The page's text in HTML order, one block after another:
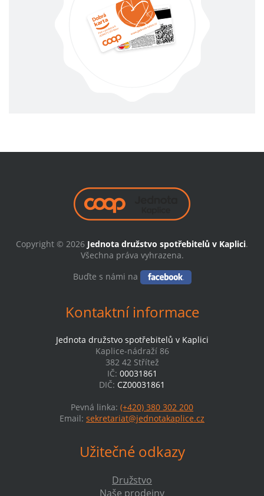
Copyright © 2026 Jednota družstvo spotřebitelů v Kaplici.
Všechna práva vyhrazena.
Buďte s námi na
Kontaktní informace
Jednota družstvo spotřebitelů v Kaplici
Kaplice-nádraží 86
382 42 Střítež
IČ: 00031861
DIČ: CZ00031861
Pevná linka: (+420) 380 302 200
Email: sekretariat@jednotakaplice.cz
Užitečné odkazy
Družstvo
Naše prodejny